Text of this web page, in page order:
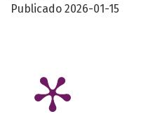
Publicado 2026-01-15